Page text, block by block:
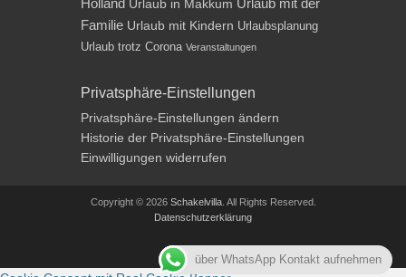
Holland Urlaub in Makkum Urlaub mit der
Familie Urlaub mit Kindern Urlaubsplanung
Urlaub trotz Corona Veranstaltungen
Privatsphäre-Einstellungen
Privatsphäre-Einstellungen ändern
Historie der Privatsphäre-Einstellungen
Einwilligungen widerrufen
Copyright © 2026 Schakelvilla. All Rights Reserved.
Datenschutzerklärung
Impressum
über WhatsApp Kontakt aufnehmen